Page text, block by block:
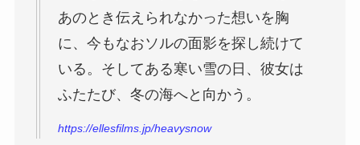
あのとき伝えられなかった想いを胸
に、今もなおソルの面影を探し続けて
いる。そしてある寒い雪の日、彼女は
ふたたび、冬の海へと向かう。
https://ellesfilms.jp/heavysnow